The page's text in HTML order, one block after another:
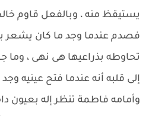
يستيقظ منه ، وبالفعل قاوم
فصدم عندما وجد ما كان يشعر
تحاوطه بذراعيها هى نهى ،
إلى قلبه أنه عندما فتح عينيه
وأمامه فاطمة تنظر إله بعيون